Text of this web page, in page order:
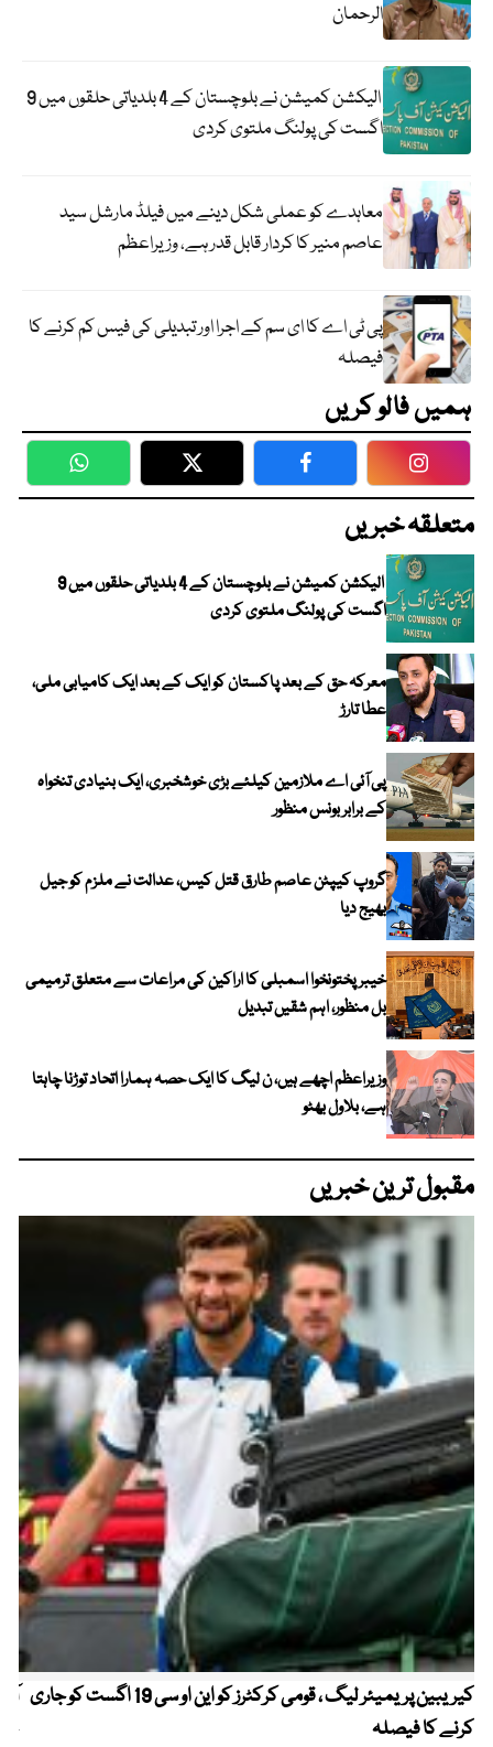
الرحمان
الیکشن کمیشن نے بلوچستان کے 4 بلدیاتی حلقوں میں 9
اگست کی پولنگ ملتوی کردی
معاہدے کو عملی شکل دینے میں فیلڈ مارشل سید
عاصم منیر کا کردار قابل قدر ہے، وزیراعظم
پی ٹی اے کا ای سم کے اجرا اور تبدیلی کی فیس کم کرنے کا
فیصلہ
ہمیں فالو کریں
WhatsApp Twitter Facebook
متعلقہ خبریں
الیکشن کمیشن نے بلوچستان کے 4 بلدیاتی حلقوں میں 9
اگست کی پولنگ ملتوی کردی
معرکہ حق کے بعد پاکستان کو ایک کے بعد ایک کامیابی ملی،
عطا تارڑ
پی آئی اے ملازمین کیلئے بڑی خوشخبری، ایک بنیادی تنخواہ
کے برابر بونس منظور
گروپ کیپٹن عاصم طارق قتل کیس، عدالت نے ملزم کو جیل
بھیج دیا
خیبرپختونخوا اسمبلی کا اراکین کی مراعات سے متعلق ترمیمی
بل منظور، اہم شقیں تبدیل
وزیراعظم اچھے ہیں، ن لیگ کا ایک حصہ ہمارا اتحاد توڑنا چاہتا
ہے، بلاول بھٹو
مقبول ترین خبریں
کیریبین پریمیئر لیگ ، قومی کرکٹرز کو این او سی 19 اگست کو جاری
کرنے کا فیصلہ